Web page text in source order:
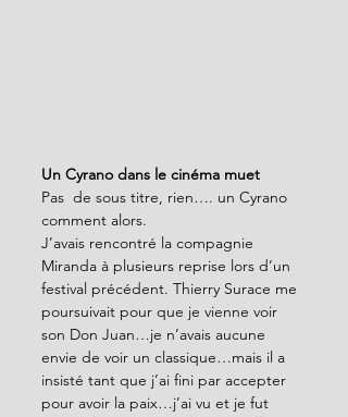
Un Cyrano dans le cinéma muet
Pas  de sous titre, rien…. un Cyrano
comment alors.
J’avais rencontré la compagnie
Miranda à plusieurs reprise lors d’un
festival précédent. Thierry Surace me
poursuivait pour que je vienne voir
son Don Juan…je n’avais aucune
envie de voir un classique…mais il a
insisté tant que j’ai fini par accepter
pour avoir la paix…j’ai vu et je fut